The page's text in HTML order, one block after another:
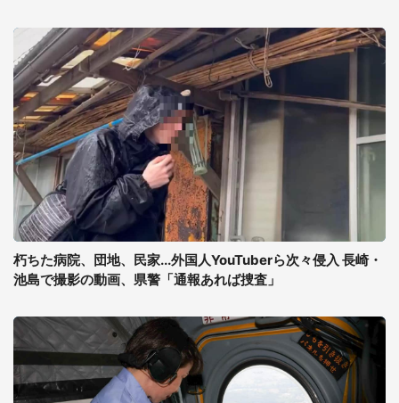
朽ちた病院、団地、民家...外国人YouTuberら次々侵入 長崎・
池島で撮影の動画、県警「通報あれば捜査」